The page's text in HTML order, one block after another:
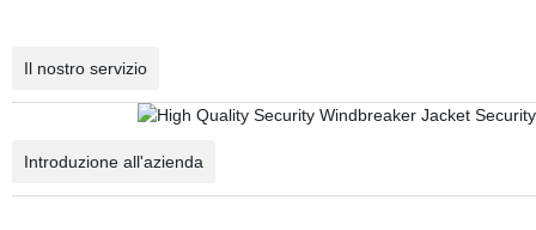
Il nostro servizio
Introduzione all'azienda